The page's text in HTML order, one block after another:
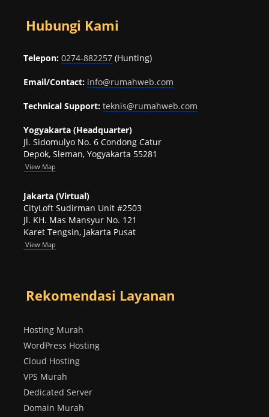
Hubungi Kami
Telepon: 0274-882257 (Hunting)
Email/Contact: info@rumahweb.com
Technical Support: teknis@rumahweb.com
Yogyakarta (Headquarter)
Jl. Sidomulyo No. 6 Condong Catur
Depok, Sleman, Yogyakarta 55281
View Map
Jakarta (Virtual)
CityLoft Sudirman Unit #2503
Jl. KH. Mas Mansyur No. 121
Karet Tengsin, Jakarta Pusat
View Map
Rekomendasi Layanan
Hosting Murah
WordPress Hosting
Cloud Hosting
VPS Murah
Dedicated Server
Domain Murah